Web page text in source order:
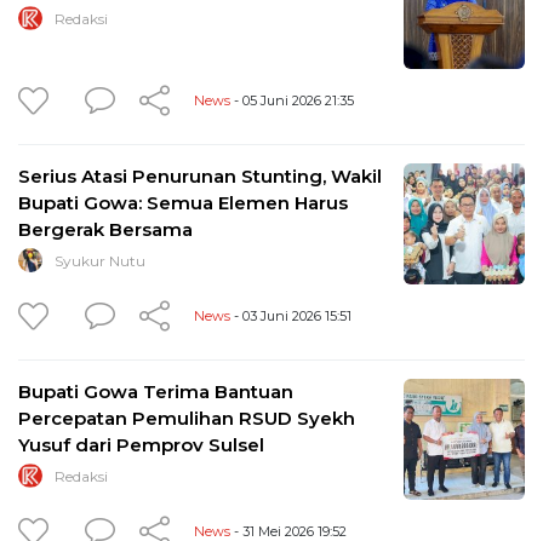
Redaksi
News - 05 Juni 2026 21:35
Serius Atasi Penurunan Stunting, Wakil
Bupati Gowa: Semua Elemen Harus
Bergerak Bersama
Syukur Nutu
News - 03 Juni 2026 15:51
Bupati Gowa Terima Bantuan
Percepatan Pemulihan RSUD Syekh
Yusuf dari Pemprov Sulsel
Redaksi
News - 31 Mei 2026 19:52